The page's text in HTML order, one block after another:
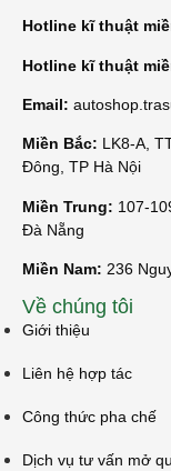
Hotline kĩ thuật
Hotline kĩ thuật
Email:
Miền Bắc: LK8-A,
Đông, TP Hà Nội
Miền Trung: 107-
Đà Nẵng
Miền Nam: 236
Về chúng tôi
Giới thiệu
Liên hệ hợp tác
Công thức pha chế
Dịch vụ tư vấn mở